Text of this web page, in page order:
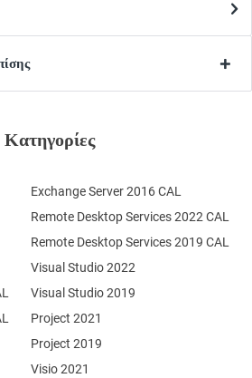
Κατηγορίες
Remote Desktop Services 2022 CAL
Remote Desktop Services 2019 CAL
Exchange Server 2016 CAL
Visual Studio 2022
Visual Studio 2019
Project 2021
Project 2019
Visio 2021